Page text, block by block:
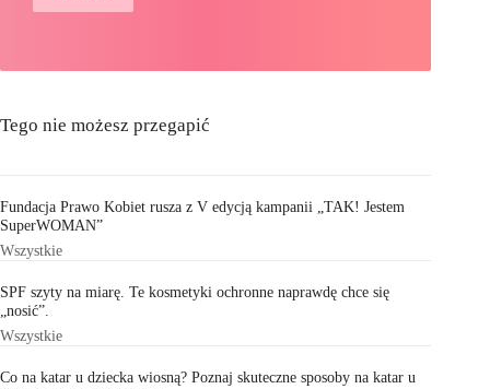
Tego nie możesz przegapić
Fundacja Prawo Kobiet rusza z V edycją kampanii „TAK! Jestem
SuperWOMAN”
Wszystkie
SPF szyty na miarę. Te kosmetyki ochronne naprawdę chce się
„nosić”.
Wszystkie
Co na katar u dziecka wiosną? Poznaj skuteczne sposoby na katar u